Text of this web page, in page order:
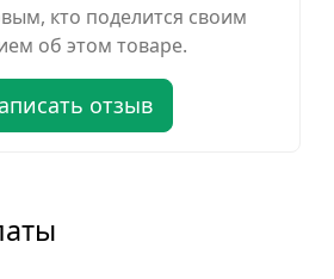
кто поделится своим
об этом товаре.
отзыв